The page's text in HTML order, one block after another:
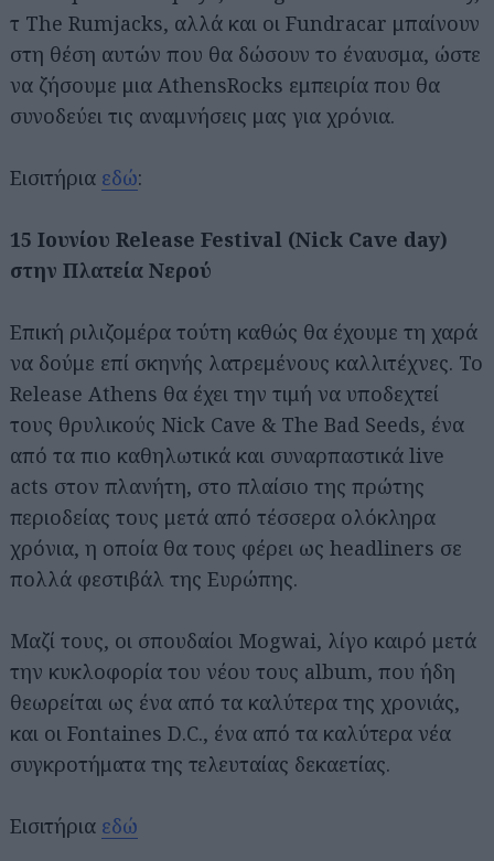
τ Τhe Rumjacks, αλλά και οι Fundracar μπαίνουν
στη θέση αυτών που θα δώσουν το έναυσμα, ώστε
να ζήσουμε μια AthensRocks εμπειρία που θα
συνοδεύει τις αναμνήσεις μας για χρόνια.
Eισιτήρια εδώ:
15 Iουνίου Release Festival (Nick Cave day)
στην Πλατεία Νερού
Επική ριλιζομέρα τούτη καθώς θα έχουμε τη χαρά
να δούμε επί σκηνής λατρεμένους καλλιτέχνες. Το
Release Athens θα έχει την τιμή να υποδεχτεί
τους θρυλικούς Nick Cave & The Bad Seeds, ένα
από τα πιο καθηλωτικά και συναρπαστικά live
acts στον πλανήτη, στο πλαίσιο της πρώτης
περιοδείας τους μετά από τέσσερα ολόκληρα
χρόνια, η οποία θα τους φέρει ως headliners σε
πολλά φεστιβάλ της Ευρώπης.
Μαζί τους, οι σπουδαίοι Mogwai, λίγο καιρό μετά
την κυκλοφορία του νέου τους album, που ήδη
θεωρείται ως ένα από τα καλύτερα της χρονιάς,
και οι Fontaines D.C., ένα από τα καλύτερα νέα
συγκροτήματα της τελευταίας δεκαετίας.
Εισιτήρια εδώ